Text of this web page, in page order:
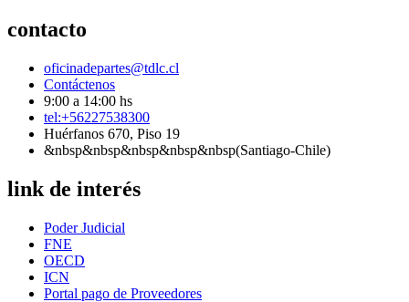
contacto
oficinadepartes@tdlc.cl
Contáctenos
9:00 a 14:00 hs
tel:+56227538300
Huérfanos 670, Piso 19
&nbsp&nbsp&nbsp&nbsp&nbsp(Santiago-Chile)
link de interés
Poder Judicial
FNE
OECD
ICN
Portal pago de Proveedores